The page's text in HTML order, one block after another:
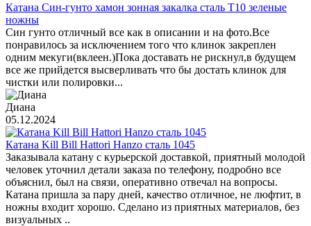
Катана Син-гунто хамон зонная закалка сталь T10 зеленые
ножны
Син гунто отличный все как в описании и на фото.Все
понравилось за исключением того что клинок закреплен
одним мекуги(вклеен.)Пока доставать не рискнул,в будущем
все же прийдется высверливать что бы достать клинок для
чистки или полировки...
Диана
05.12.2024
Катана Kill Bill Hattori Hanzo сталь 1045
Заказывала катану с курьерской доставкой, приятный молодой
человек уточнил детали заказа по телефону, подробно все
объяснил, был на связи, оперативно отвечал на вопросы.
Катана пришла за пару дней, качество отличное, не люфтит, в
ножны входит хорошо. Сделано из приятных материалов, без
визуальных ..